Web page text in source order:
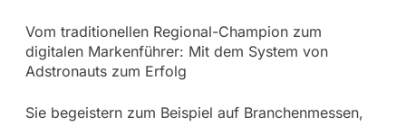
Vom traditionellen Regional-Champion zum
digitalen Markenführer: Mit dem System von
Adstronauts zum Erfolg
Sie begeistern zum Beispiel auf Branchenmessen,